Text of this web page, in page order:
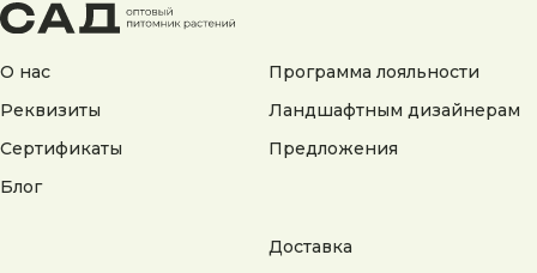
О нас
Реквизиты
Сертификаты
Блог
Программа лояльности
Ландшафтным дизайнерам
Предложения
Доставка
Не является публичной офертой. Информация
Разработка сайта